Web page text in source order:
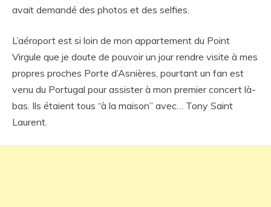
avait demandé des photos et des selfies.
L’aéroport est si loin de mon appartement du Point
Virgule que je doute de pouvoir un jour rendre visite à mes
propres proches Porte d’Asnières, pourtant un fan est
venu du Portugal pour assister à mon premier concert là-
bas. Ils étaient tous “à la maison” avec… Tony Saint
Laurent.